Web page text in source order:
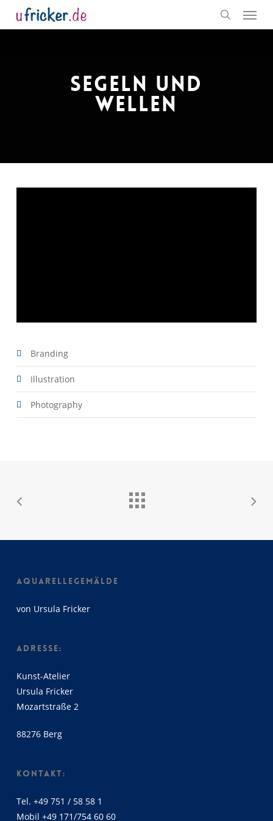
search
Menu
SEGELN UND
WELLEN
Branding
Illustration
Photography
AQUARELLEGEMÄLDE
von Ursula Fricker
ADRESSE:
Kunst-Atelier
Ursula Fricker
Mozartstraße 2
88276 Berg
KONTAKT:
Tel. +49 751 / 58 58 1
Mobil +49 171/754 60 60